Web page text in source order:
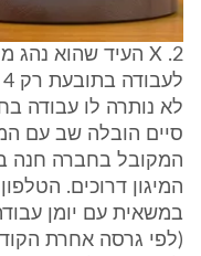
סיים הובלה שב עם
המקובל בחברה חנה
המיגון דרוכים.
במשאית עם יומן
(לפי גרסה אחרת